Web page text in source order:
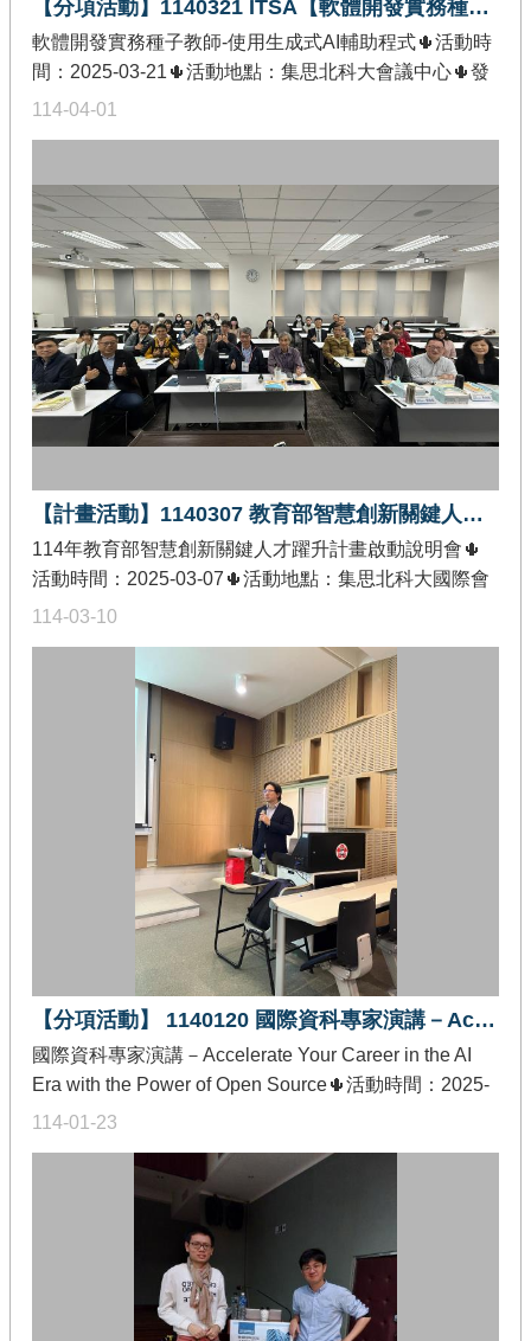
【分項活動】1140321 ITSA【軟體開發實務種子教師】系列研習
114-04-01
軟體開發實務種子教師-使用生成式AI輔助程式🌵活動時
間：2025-03-21🌵活動地點：集思北科大會議中心🌵發
佈單位：教育部智慧創新關鍵人才躍升計畫-課程教學精
升計畫(ITSA)重要績效指標之一，為培育智慧創新跨域
微學程「軟體開發實務」跨域教學師資，以訓練學生具
備軟體開發方法和工具實務，歡迎各位老師踴躍報名研
習活動。
【計畫活動】1140307 教育部智慧創新關鍵人才躍升計畫-114年度啟動說明會
114-03-10
114年教育部智慧創新關鍵人才躍升計畫啟動說明會🌵
活動時間：2025-03-07🌵活動地點：集思北科大國際會
議中心🌵發佈單位：教育部智慧創新關鍵人才躍升計畫
升計畫的推動，推動中心特辦理啟動說明會，由計畫主
持人及分項主持人說明計畫執行的重點，並進行各類計
畫交流，使示範學校對於計畫的推動目標、推動架構及
重點工作有更進一步的了解，期望各計畫的推動更為順
【分項活動】 1140120 國際資科專家演講－Accelerate Your Career in the AI Era with the Power of Open Source
114-01-23
國際資科專家演講－Accelerate Your Career in the AI
Era with the Power of Open Source🌵活動時間：2025-
01-20🌵活動地點：國立成功大學資訊工程學系 65405室
體加值分項🌵活動內容：Are you worried about staying
relevant in the rapidly evolving AI era? Concerned that
the skills you’ve gained in school might quickly become
outdated? Curious about the latest advancements
shaping the tech world?In this talk, I’ll explore cutting-
edge trends in Data and AI and share how open source